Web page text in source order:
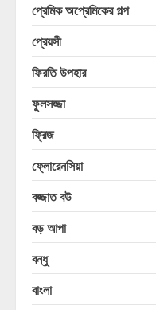
প্রেমিক অপ্রেমিকের গল্প
প্রেয়সী
ফিরতি উপহার
ফুলসজ্জা
ফ্রিজ
ফ্লোরেনসিয়া
বজ্জাত বউ
বড় আপা
বন্ধু
বাংলা